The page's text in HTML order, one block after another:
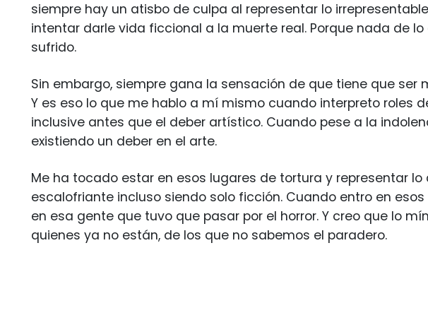
siempre hay un atisbo de culpa al representar lo
intentar darle vida ficcional a la muerte real. Porque nada de
sufrido.
Sin embargo, siempre gana la sensación de que tiene que ser
Y es eso lo que me hablo a mí mismo cuando interpreto roles
inclusive antes que el deber artístico. Cuando pese a la
existiendo un deber en el arte.
Me ha tocado estar en esos lugares de tortura y representar lo
escalofriante incluso siendo solo ficción. Cuando entro en
en esa gente que tuvo que pasar por el horror. Y creo que lo
quienes ya no están, de los que no sabemos el paradero.